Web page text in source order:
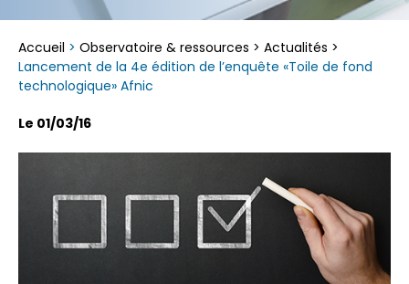
Accueil > Observatoire & ressources > Actualités >
Lancement de la 4e édition de l’enquête «Toile de fond
technologique» Afnic
Le 01/03/16